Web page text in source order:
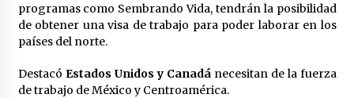
programas como Sembrando Vida, tendrán la posibilidad
de obtener una visa de trabajo para poder laborar en los
países del norte.
Destacó Estados Unidos y Canadánecesitan de la fuerza
de trabajo de México y Centroamérica.